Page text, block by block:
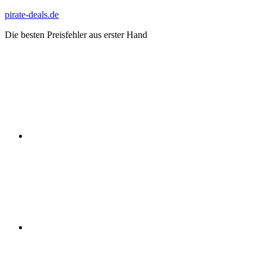
Zum
springen
pirate-deals.de
Die besten Preisfehler aus erster Hand